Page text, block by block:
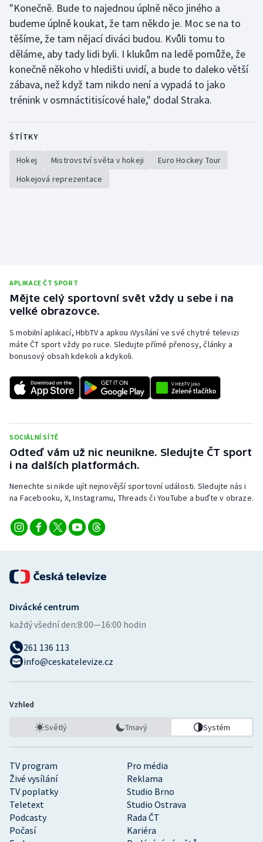
"Konečně. Bude to najednou úplně něco jiného a
budeme úplně koukat, že tam někdo je. Moc se na to
těšíme, že tam nějací diváci budou. Kvůli tomu to
děláme, aby tady lidi byli. I klukům na ledě pomůže, že
konečně někoho v hledišti uvidí, a bude to daleko větší
zábava, než když tam nikdo není a vypadá to jako
trénink v osmnáctitisícové hale," dodal Straka.
ŠTÍTKY
Hokej Mistrovství světa v hokeji
Euro Hockey Tour
Hokejová reprezentace
APLIKACE ČT SPORT
Mějte celý sportovní svět vždy u sebe i na
velké obrazovce.
S mobilní aplikací, HbbTV a apkou iVysílání ve své chytré televizi
máte ČT sport vždy po ruce. Sledujte přímé přenosy, články a
bonusový obsah kdekoli a kdykoli.
SOCIÁLNÍ SÍTĚ
Odteď vám už nic neunikne. Sledujte ČT sport
i na dalších platformách.
Nenechte si nikde ujít nejnovější sportovní události. Sledujte nás i
na Facebooku, X, Instagramu, Threads či YouTube a buďte v obraze.
TV program
Pro média
Živé vysílání
Reklama
TV poplatky
Studio Brno
Teletext
Studio Ostrava
Podcasty
Rada ČT
Počasí
Kariéra
Divácké centrum
každý všední den:8:00—16:00 hodin
261 136 113
info@ceskatelevize.cz
Vzhled
Světlý Tmavý Systém